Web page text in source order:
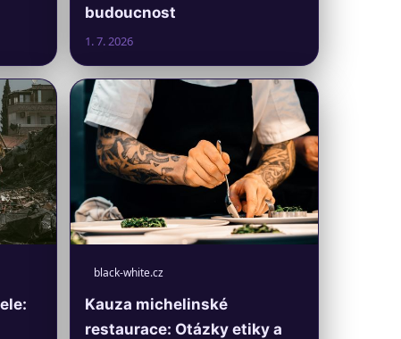
budoucnost
1. 7. 2026
black-white.cz
Kauza michelinské
restaurace: Otázky etiky a